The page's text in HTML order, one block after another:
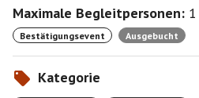
Maximale Begleitpersonen: 1
Bestätigungsevent Ausgebucht
Kategorie